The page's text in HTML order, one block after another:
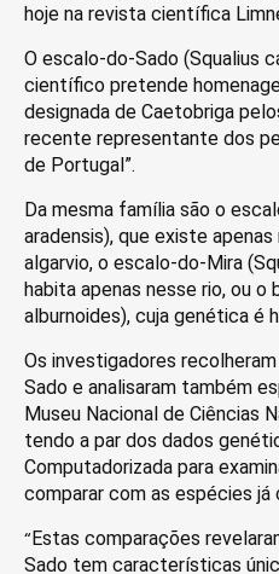
hoje na revista científica
O escalo-do-Sado (Squalius
científico pretende
designada de Caetobriga
recente representante dos
de Portugal”.
Da mesma família são o
aradensis), que existe
algarvio, o escalo-do-Mira
habita apenas nesse rio, ou o
alburnoides), cuja genética é
Os investigadores
Sado e analisaram também
Museu Nacional de Ciências
tendo a par dos dados
Computadorizada para
comparar com as espécies já
“Estas comparações
Sado tem características